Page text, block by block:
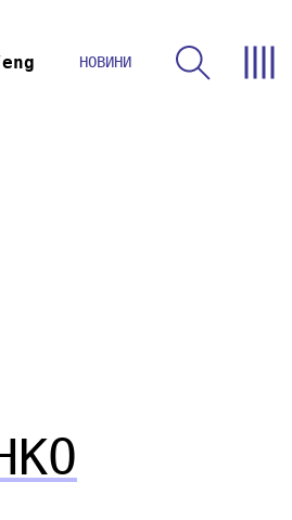
eng НОВИНИ